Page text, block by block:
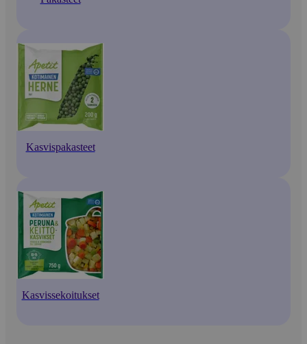
Kasvispakasteet
Kasvissekoitukset